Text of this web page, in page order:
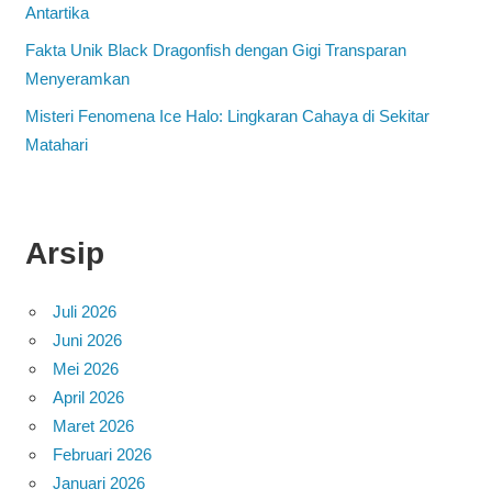
Antartika
Fakta Unik Black Dragonfish dengan Gigi Transparan
Menyeramkan
Misteri Fenomena Ice Halo: Lingkaran Cahaya di Sekitar
Matahari
Arsip
Juli 2026
Juni 2026
Mei 2026
April 2026
Maret 2026
Februari 2026
Januari 2026